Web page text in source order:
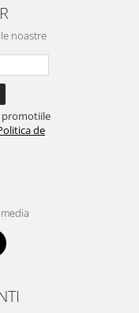
noastre
promotiile
de